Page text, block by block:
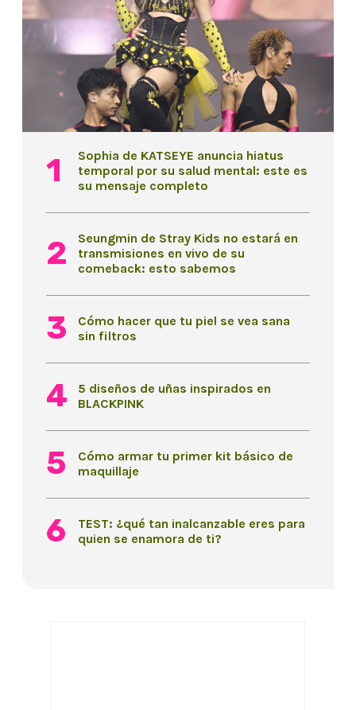
Sophia de KATSEYE anuncia hiatus
temporal por su salud mental: este es
su mensaje completo
Seungmin de Stray Kids no estará en
transmisiones en vivo de su
comeback: esto sabemos
Cómo hacer que tu piel se vea sana
sin filtros
5 diseños de uñas inspirados en
BLACKPINK
Cómo armar tu primer kit básico de
maquillaje
TEST: ¿qué tan inalcanzable eres para
quien se enamora de ti?